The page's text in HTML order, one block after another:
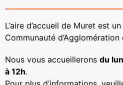
L’aire d’accueil de Muret est
Communauté
Nous vous accueillerons du
à 12h.